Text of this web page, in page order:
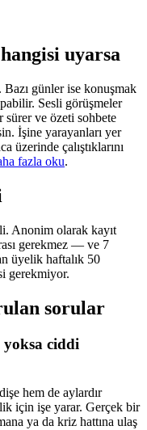
uyarsa
günler ise konuşmak
Sesli görüşmeler
sürer ve özeti sohbete
İşine yarayanları yer
üzerinde çalıştıklarını
fazla oku.
Anonim olarak kayıt
gerekmez — ve 7
üyelik haftalık 50
gerekmiyor.
sorular
yoksa ciddi
hem de aylardır
için işe yarar. Gerçek bir
ya da kriz hattına ulaş